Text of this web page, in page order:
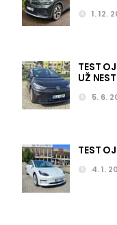
1. 12.
TEST
UŽ
5. 6.
TEST
4. 1.